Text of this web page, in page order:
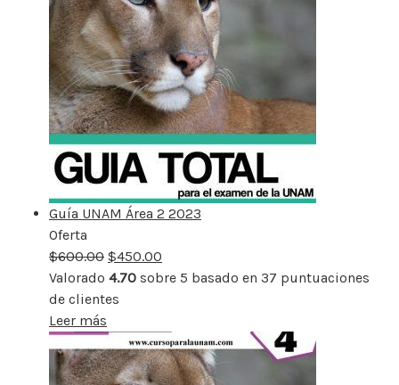
Guía UNAM Área 2 2023
Oferta
rebajado
$600.00 $450.00
Valorado 4.70 sobre 5 basado en 37 puntuaciones
de clientes
Leer más